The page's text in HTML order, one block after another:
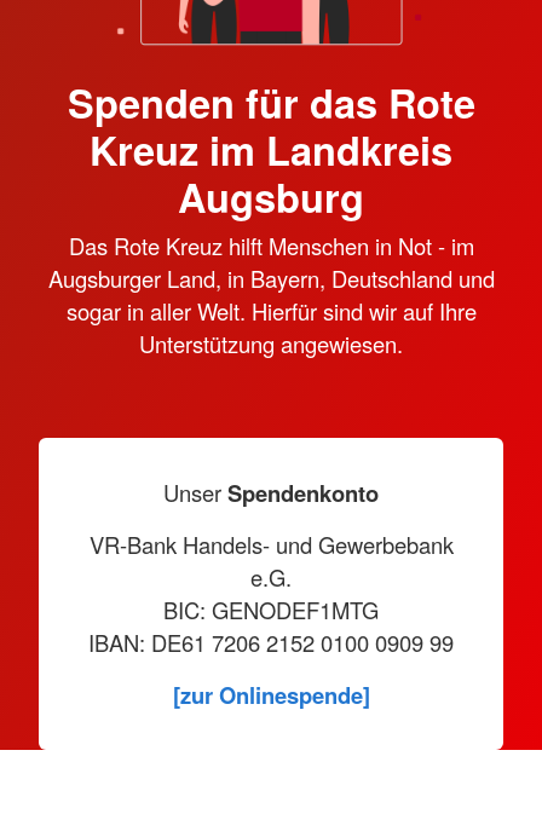
Spenden für das Rote
Kreuz im Landkreis
Augsburg
Das Rote Kreuz hilft Menschen in Not - im
Augsburger Land, in Bayern, Deutschland und
sogar in aller Welt. Hierfür sind wir auf Ihre
Unterstützung angewiesen.
UnserSpendenkonto
VR-Bank Handels- und Gewerbebank
e.G.
BIC: GENODEF1MTG
IBAN: DE61 7206 2152 0100 0909 99
[zur Onlinespende]